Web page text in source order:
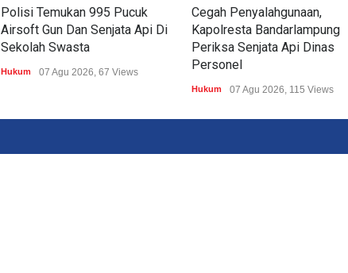
Polisi Temukan 995 Pucuk
Airsoft Gun Dan Senjata Api Di
Sekolah Swasta
Hukum 07 Agu 2026, 67 Views
Cegah Penyalahgunaan,
Kapolresta Bandarlampung
Periksa Senjata Api Dinas
Personel
Hukum 07 Agu 2026, 115 Views